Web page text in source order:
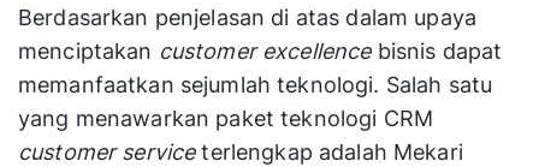
Berdasarkan penjelasan di atas dalam upaya
menciptakan customer excellencebisnis dapat
memanfaatkan sejumlah teknologi. Salah satu
yang menawarkan paket teknologi CRM
customer serviceterlengkap adalah Mekari